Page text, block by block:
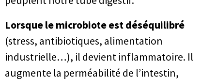
Lorsque le microbiote est déséquilibré
(stress, antibiotiques, alimentation
industrielle…), il devient inflammatoire. Il
augmente la perméabilité de l’intestin,